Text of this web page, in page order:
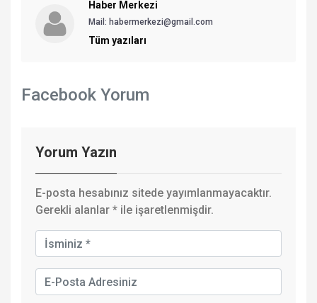
Haber Merkezi
Mail: habermerkezi@gmail.com
Tüm yazıları
Facebook Yorum
Yorum Yazın
E-posta hesabınız sitede yayımlanmayacaktır.
Gerekli alanlar * ile işaretlenmişdir.